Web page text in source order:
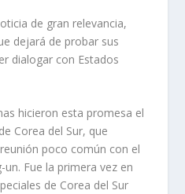
de gran relevancia,
dejará de probar sus
dialogar con Estados
hicieron esta promesa el
Corea del Sur, que
poco común con el
Fue la primera vez en
de Corea del Sur